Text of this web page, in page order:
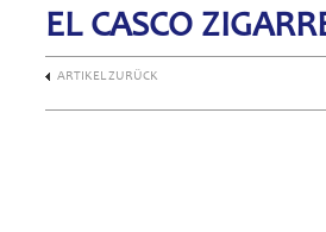
EL CASCO
ARTIKEL ZURÜCK